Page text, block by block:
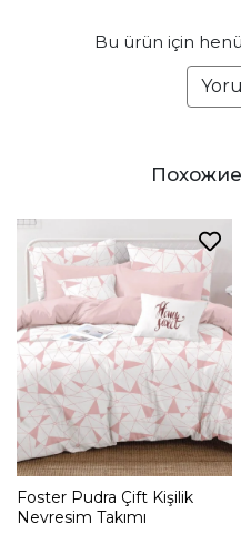
Bu ürün için
Foster Pudra Çift Kişilik
Nevresim Takımı